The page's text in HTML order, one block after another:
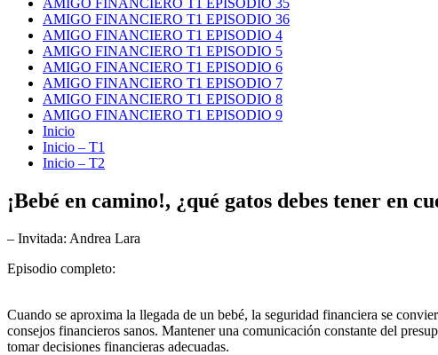
AMIGO FINANCIERO T1 EPISODIO 35
AMIGO FINANCIERO T1 EPISODIO 36
AMIGO FINANCIERO T1 EPISODIO 4
AMIGO FINANCIERO T1 EPISODIO 5
AMIGO FINANCIERO T1 EPISODIO 6
AMIGO FINANCIERO T1 EPISODIO 7
AMIGO FINANCIERO T1 EPISODIO 8
AMIGO FINANCIERO T1 EPISODIO 9
Inicio
Inicio – T1
Inicio – T2
¡Bebé en camino!, ¿qué gatos debes tener en
– Invitada: Andrea Lara
Episodio completo:
Cuando se aproxima la llegada de un bebé, la seguridad financiera se
consejos financieros sanos. Mantener una comunicación constante del
tomar decisiones financieras adecuadas.